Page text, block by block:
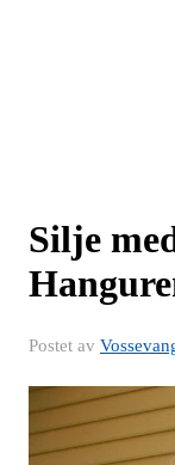
Silje
Postet av